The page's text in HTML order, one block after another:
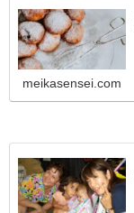
meikasensei.com